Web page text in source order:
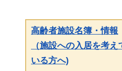
高齢者施設名簿・情報
（施設への入居を考え
いる方へ)